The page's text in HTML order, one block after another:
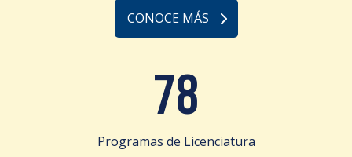
CONOCE MÁS
78
Programas de Licenciatura